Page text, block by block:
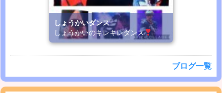
しょうかいダンス
しょうかいのキレキレダンス
ブログ一覧